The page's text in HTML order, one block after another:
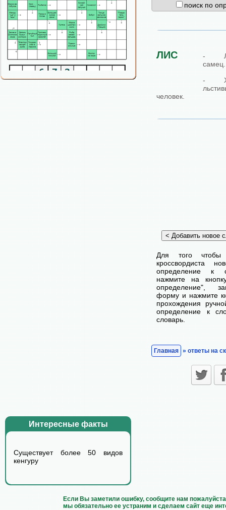
Интересные факты
Существует более 50 видов
кенгуру
поиск по
ЛИС
-
самец.
-
человек.
Для того чтобы
кроссвордиста
определение к
нажмите на
определение",
форму и нажмите
прохождения
определение к
словарь.
Главная » ответы на
Если Вы заметили ошибку, сообщите нам
мы обязательно ее устраним и сделаем сайт еще